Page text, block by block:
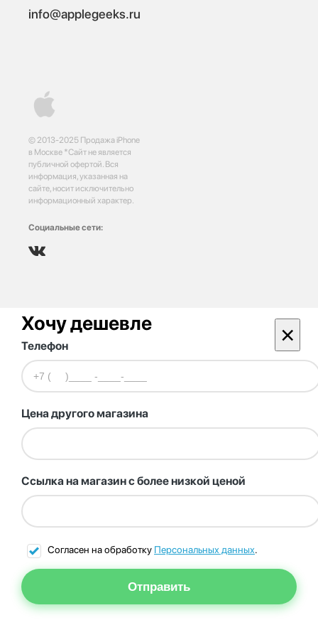
© 2013-2025 Продажа iPhone
в Москве *Сайт не является
публичной офертой. Вся
информация, указанная на
сайте, носит исключительно
информационный характер.
Социальные сети:
info@applegeeks.ru
Хочу дешевле ×
Телефон
Цена другого магазина
Ссылка на магазин с более низкой ценой
Согласен на обработку Персональных данных.
Отправить